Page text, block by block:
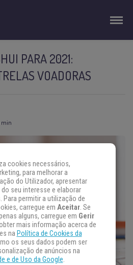
PARA 2021:
VOADORAS
min
cookies necessários,
para melhorar a
do Utilizador, apresentar
seu interesse e elaborar
permitir a utilização de
carregue em Aceitar. Se
alguns, carregue em Gerir
mais informação acerca de
na Política de Cookies da
os seus dados podem ser
de anúncios na
e de Uso da Google.